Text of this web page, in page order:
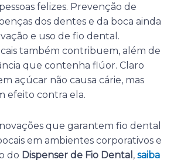
felizes. Prevenção de
dos dentes e da boca ainda
e uso de fio dental.
também contribuem, além de
que contenha flúor. Claro
açúcar não causa cárie, mas
efeito contra ela.
que garantem fio dental
em ambientes corporativos e
do Dispenser de Fio Dental , saiba